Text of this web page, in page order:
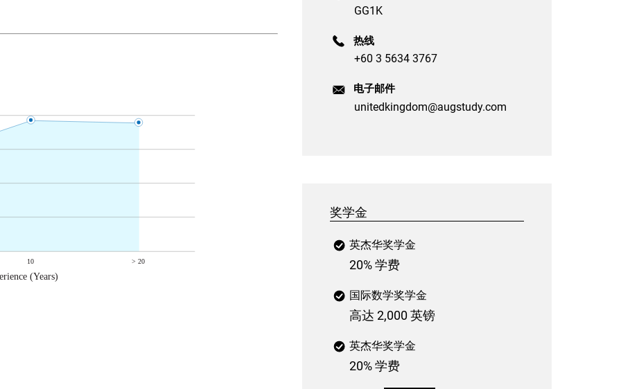
GG1K
热线
+60 3 5634 3767
电子邮件
unitedkingdom@augstudy.com
奖学金
英杰华奖学金
20% 学费
国际数学奖学金
高达 2,000 英镑
英杰华奖学金
20% 学费